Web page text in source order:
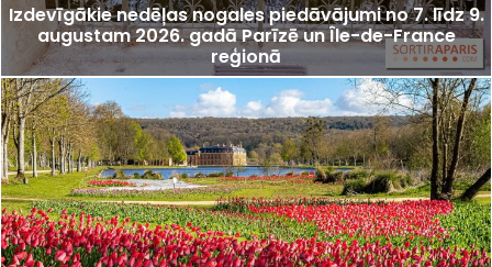
Izdevīgākie nedēļas nogales piedāvājumi no 7. līdz 9.
augustam 2026. gadā Parīzē un Île-de-France
reģionā